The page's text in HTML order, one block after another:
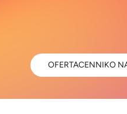
OFERTACENNIKO